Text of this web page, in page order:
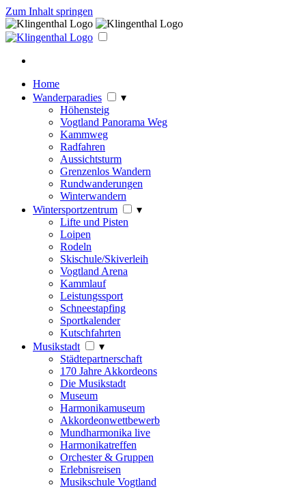
Zum Inhalt springen
Home
Wanderparadies
▾
Höhensteig
Vogtland Panorama Weg
Kammweg
Radfahren
Aussichtsturm
Grenzenlos Wandern
Rundwanderungen
Winterwandern
Wintersportzentrum
▾
Lifte und Pisten
Loipen
Rodeln
Skischule/Skiverleih
Vogtland Arena
Kammlauf
Leistungssport
Schneestapfing
Sportkalender
Kutschfahrten
Musikstadt
▾
Städtepartnerschaft
170 Jahre Akkordeons
Die Musikstadt
Museum
Harmonikamuseum
Akkordeonwettbewerb
Mundharmonika live
Harmonikatreffen
Orchester & Gruppen
Erlebnisreisen
Musikschule Vogtland